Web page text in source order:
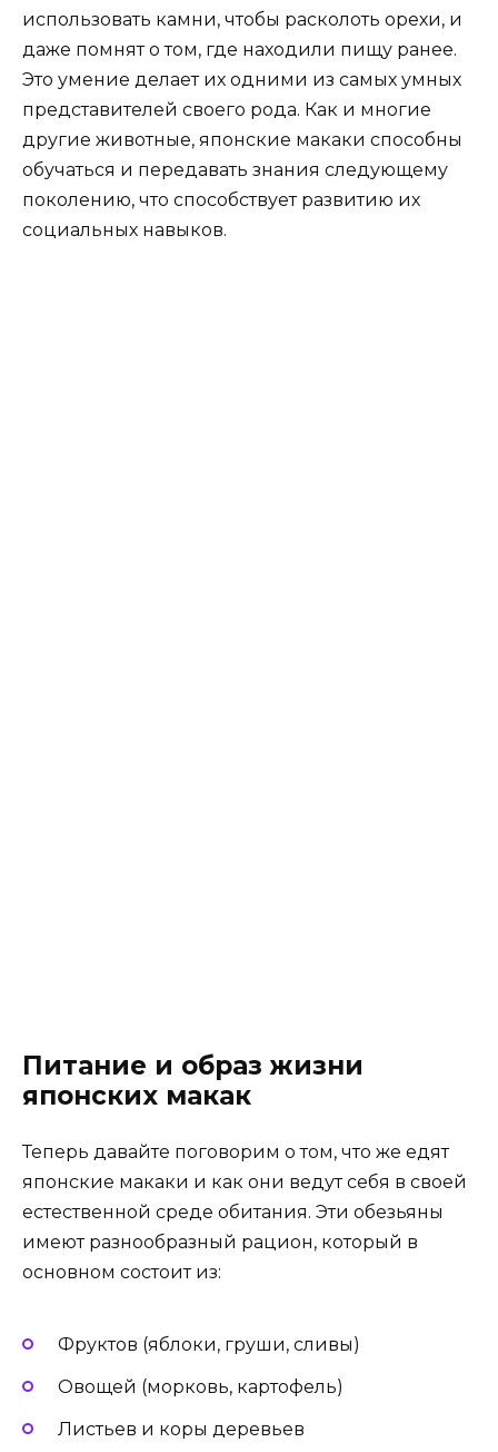
использовать камни, чтобы расколоть орехи, и
даже помнят о том, где находили пищу ранее.
Это умение делает их одними из самых умных
представителей своего рода. Как и многие
другие животные, японские макаки способны
обучаться и передавать знания следующему
поколению, что способствует развитию их
социальных навыков.
Питание и образ жизни
японских макак
Теперь давайте поговорим о том, что же едят
японские макаки и как они ведут себя в своей
естественной среде обитания. Эти обезьяны
имеют разнообразный рацион, который в
основном состоит из:
Фруктов (яблоки, груши, сливы)
Овощей (морковь, картофель)
Листьев и коры деревьев